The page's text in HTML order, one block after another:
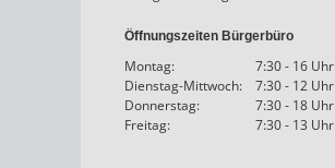
Öffnungszeiten Bürgerbüro
Montag:
7:30 - 16 Uhr
Dienstag-Mittwoch:
7:30 - 12 Uhr
Donnerstag:
7:30 - 18 Uhr
Freitag:
7:30 - 13 Uhr